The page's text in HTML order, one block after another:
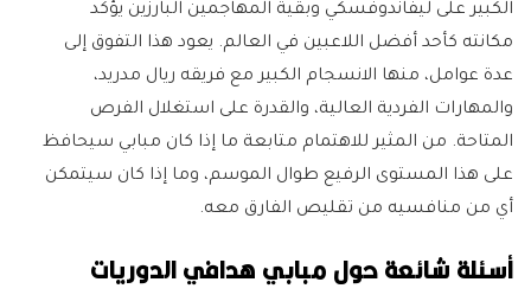
الكبير على ليفاندوفسكي وبقية المهاجمين البارزين يؤكد
مكانته كأحد أفضل اللاعبين في العالم. يعود هذا التفوق إلى
عدة عوامل، منها الانسجام الكبير مع فريقه ريال مدريد،
والمهارات الفردية العالية، والقدرة على استغلال الفرص
المتاحة. من المثير للاهتمام متابعة ما إذا كان مبابي سيحافظ
على هذا المستوى الرفيع طوال الموسم، وما إذا كان سيتمكن
أي من منافسيه من تقليص الفارق معه.
أسئلة شائعة حول مبابي هدافي الدوريات